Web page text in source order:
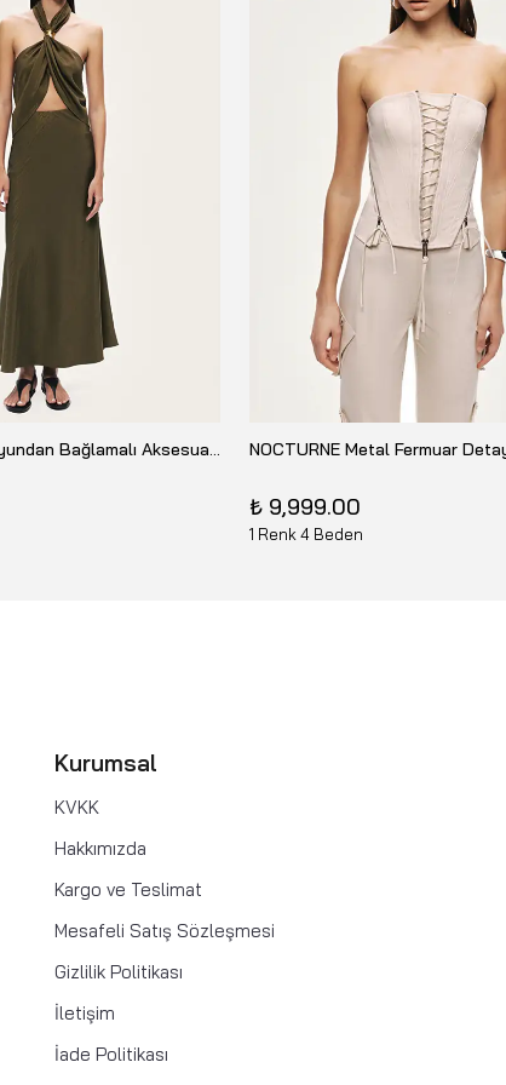
NOCTURNE Boyundan Bağlamalı Aksesuarlı Büstiyer N26YN19016
₺ 9,999.00
1 Renk 4 Beden
Kurumsal
KVKK
Hakkımızda
Kargo ve Teslimat
Mesafeli Satış Sözleşmesi
Gizlilik Politikası
İletişim
İade Politikası